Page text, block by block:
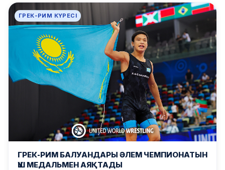
ГРЕК-РИМ КҮРЕСІ
ГРЕК-РИМ БАЛУАНДАРЫ ӘЛЕМ ЧЕМПИОНАТЫН
ҮШ МЕДАЛЬМЕН АЯҚТАДЫ